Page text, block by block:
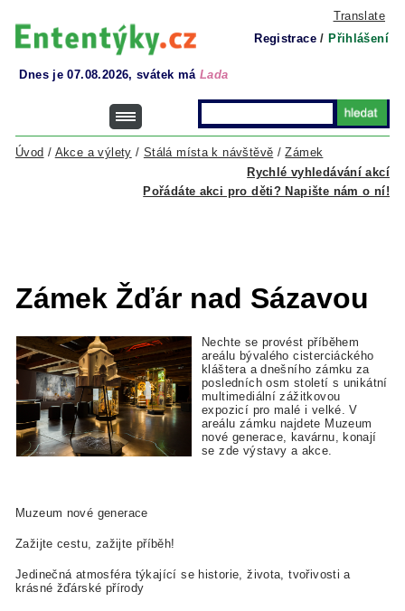
Translate
Registrace / Přihlášení
Dnes je 07.08.2026, svátek má Lada
Rychlé vyhledávání akcí
Úvod / Akce a výlety / Stálá místa k návštěvě /Zámek
Pořádáte akci pro děti? Napište nám o ní!
Zámek Žďár nad Sázavou
Nechte se provést příběhem
areálu bývalého cisterciáckého
kláštera a dnešního zámku za
posledních osm století s unikátní
multimediální zážitkovou
expozicí pro malé i velké. V
areálu zámku najdete Muzeum
nové generace, kavárnu, konají
se zde výstavy a akce.
Muzeum nové generace
Zažijte cestu, zažijte příběh!
Jedinečná atmosféra týkající se historie, života, tvořivosti a
krásné žďárské přírody